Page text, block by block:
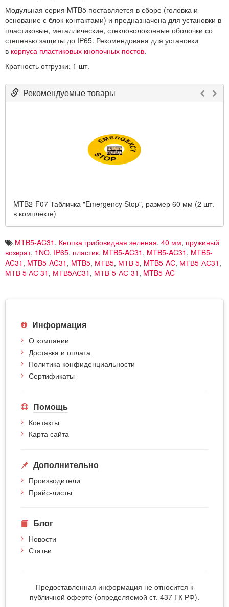
Модульная серия MTB5 поставляется в сборе (головка и
основание с блок-контактами) и предназначена для установки в
пластиковые, металлические, стекловолоконные оболочки со
степенью защиты до IP65. Рекомендована для установки
в корпуса пластиковых кнопочных постов.
Кратность отгрузки: 1 шт.
Рекомендуемые товары
MTB2-F07 Табличка "Emergency Stop", размер 60 мм (2 шт.
в комплекте)
MTB5-AC31 , Кнопка грибовидная зеленая, 40 мм, пружиный
возврат, 1NO, IP65, пластик, MTB5-AC31 , MTB5-AC31 , MTB5-
AC31 , MTB5-AC31 , MTB5, МТВ5, МТВ 5, MTB5-AC, МТВ5-АС31 ,
МТВ 5 АС 31 , МТВ5АС31 , МТВ-5-АС-31 , MTB5-AC
Информация
О компании
Доставка и оплата
Политика конфиденциальности
Сертификаты
Помощь
Контакты
Карта сайта
Дополнительно
Производители
Прайс-листы
Блог
Новости
Статьи
Предоставленная информация не относится к
публичной оферте (определяемой ст. 437 ГК РФ).